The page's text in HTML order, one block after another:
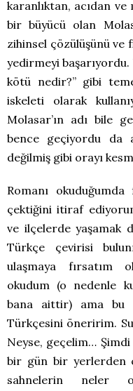
karanlıktan, acıdan
bir büyücü olan
zihinsel çözülüşünü ve
yedirmeyi
kötü nedir?” gibi
iskeleti olarak
Molasar’ın adı bile
bence geçiyordu da
değilmiş gibi orayı
Romanı
çektiğini itiraf
ve ilçelerde yaşamak
Türkçe çevirisi
ulaşmaya fırsatım
okudum (o nedenle
bana aittir) ama bu
Türkçesini öneririm.
Neyse, geçelim… Şimdi
bir gün bir yerlerden
sahnelerin neler